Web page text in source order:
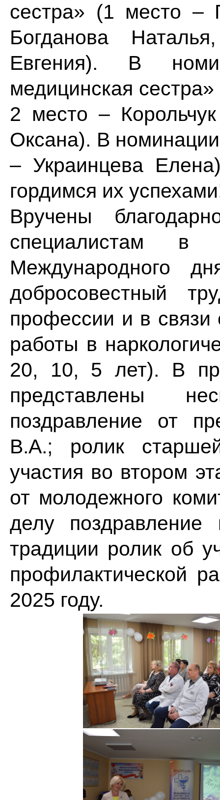
сестра» (1 место –
Богданова
Евгения). В
медицинская
2 место –
Оксана). В
– Украинцева
гордимся их
Вручены
специалистам в
Международного
добросовестный
профессии и в
работы в
20, 10, 5 лет). В
представлены
поздравление от
В.А.; ролик
участия во втором
от молодежного
делу
традиции ролик об
профилактической
2025 году.